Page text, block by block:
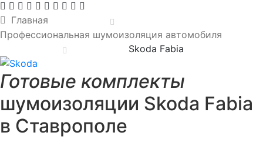
Главная
Профессиональная шумоизоляция автомобиля
Skoda Fabia
Готовые комплекты
шумоизоляции Skoda Fabia
в Ставрополе